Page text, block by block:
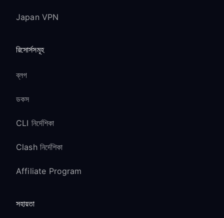
Japan VPN
রিসোর্সসমূহ
ব্লগ
ডকস
CLI নির্দেশিকা
Clash নির্দেশিকা
Affiliate Program
সহায়তা